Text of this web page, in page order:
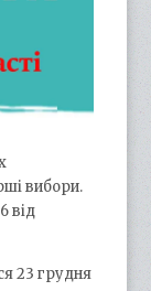
вибори.
від
23 грудня